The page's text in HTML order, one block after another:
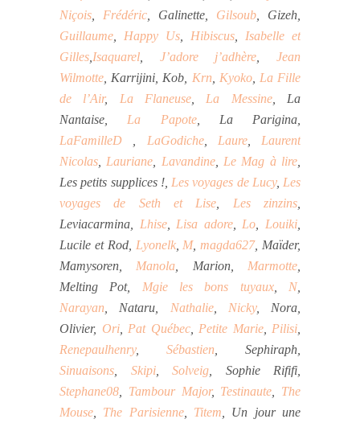
Niçois
Frédéric , Galinette, Gilsoub , Gizeh,
Guillaume
Happy Us Hibiscus
Isabelle et
Gilles Isaquarel J’adore j’adhère ,Jean
Wilmotte , Karrijini, Kob, Krn Kyoko, La Fille
de l’Air, La Flaneuse La Messine, La
Nantaise, La Papote, La Parigina,
LaFamilleD
LaGodiche, Laure, Laurent
Nicolas
Lauriane Lavandine, Le Mag à lire
Les petits supplices !, Les voyages de Lucy, Les
voyages de Seth et Lise
Les zinzins
Leviacarmina, Lhise, Lisa adore, Lo Louiki
Lucile et Rod, Lyonelk, M, magda627, Maïder,
Mamysoren, Manola , Marion, Marmotte
Melting Pot, Mgie les bons tuyaux, N
Narayan , Nataru, Nathalie, Nicky, Nora,
Olivier, Ori, Pat Québec, Petite Marie, Pilisi
Renepaulhenry, Sébastien , Sephiraph,
Sinuaisons
Skipi, Solveig , Sophie Rififi,
Stephane08
Tambour Major, Testinaute
The
Mouse
The Parisienne, Titem , Un jour une